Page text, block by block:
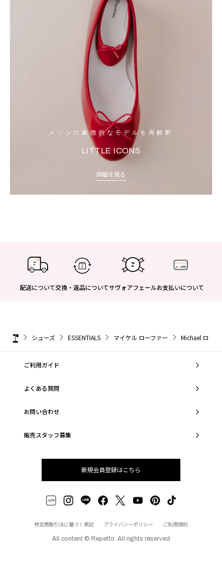
メゾンの象徴的なモデルを再解釈
LITTLE ICONS
詳細を見る
配送について交換・返品についてサヴォアフェールお支払いについて
シューズ ESSENTIALS マイケル ローファー Michael ロー
ご利用ガイド
よくある質問
お問い合わせ
販売スタッフ募集
新規会員登録はこちら
特定商取引法に基づく表記 プライバシーポリシー ご利用規約
All content © Repetto. All rights reserved